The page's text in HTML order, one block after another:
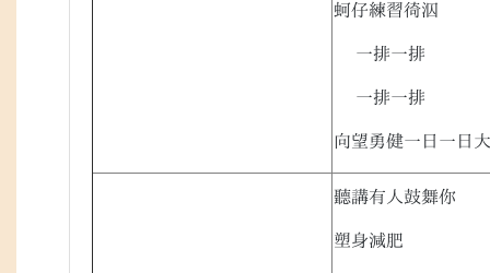
蚵仔練習徛泅
一排一排
一排一排
向望勇健一日一日大
聽講有人鼓舞你
塑身減肥